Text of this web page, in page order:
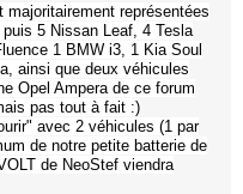
représentées
5 Nissan Leaf, 4 Tesla
1 BMW i3, 1 Kia Soul
ainsi que deux véhicules
Opel Ampera de ce forum
pas tout à fait :)
avec 2 véhicules (1 par
de notre petite batterie de
de NeoStef viendra